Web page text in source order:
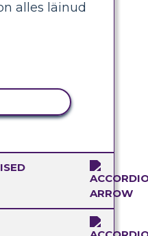
alles läinud